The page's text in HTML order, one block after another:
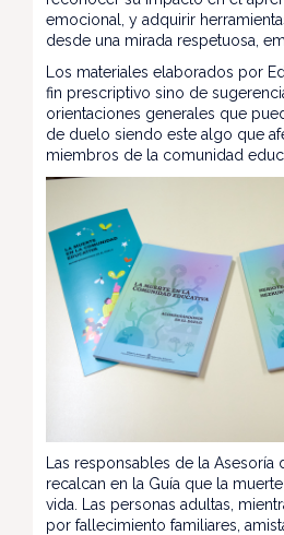
emocional, y adquirir
desde una mirada respetuosa,
Los materiales elaborados por
fin prescriptivo sino de
orientaciones generales que
de duelo siendo este algo que
miembros de la comunidad
Las responsables de la Asesoría
recalcan en la Guía que la
vida. Las personas adultas,
por fallecimiento familiares,